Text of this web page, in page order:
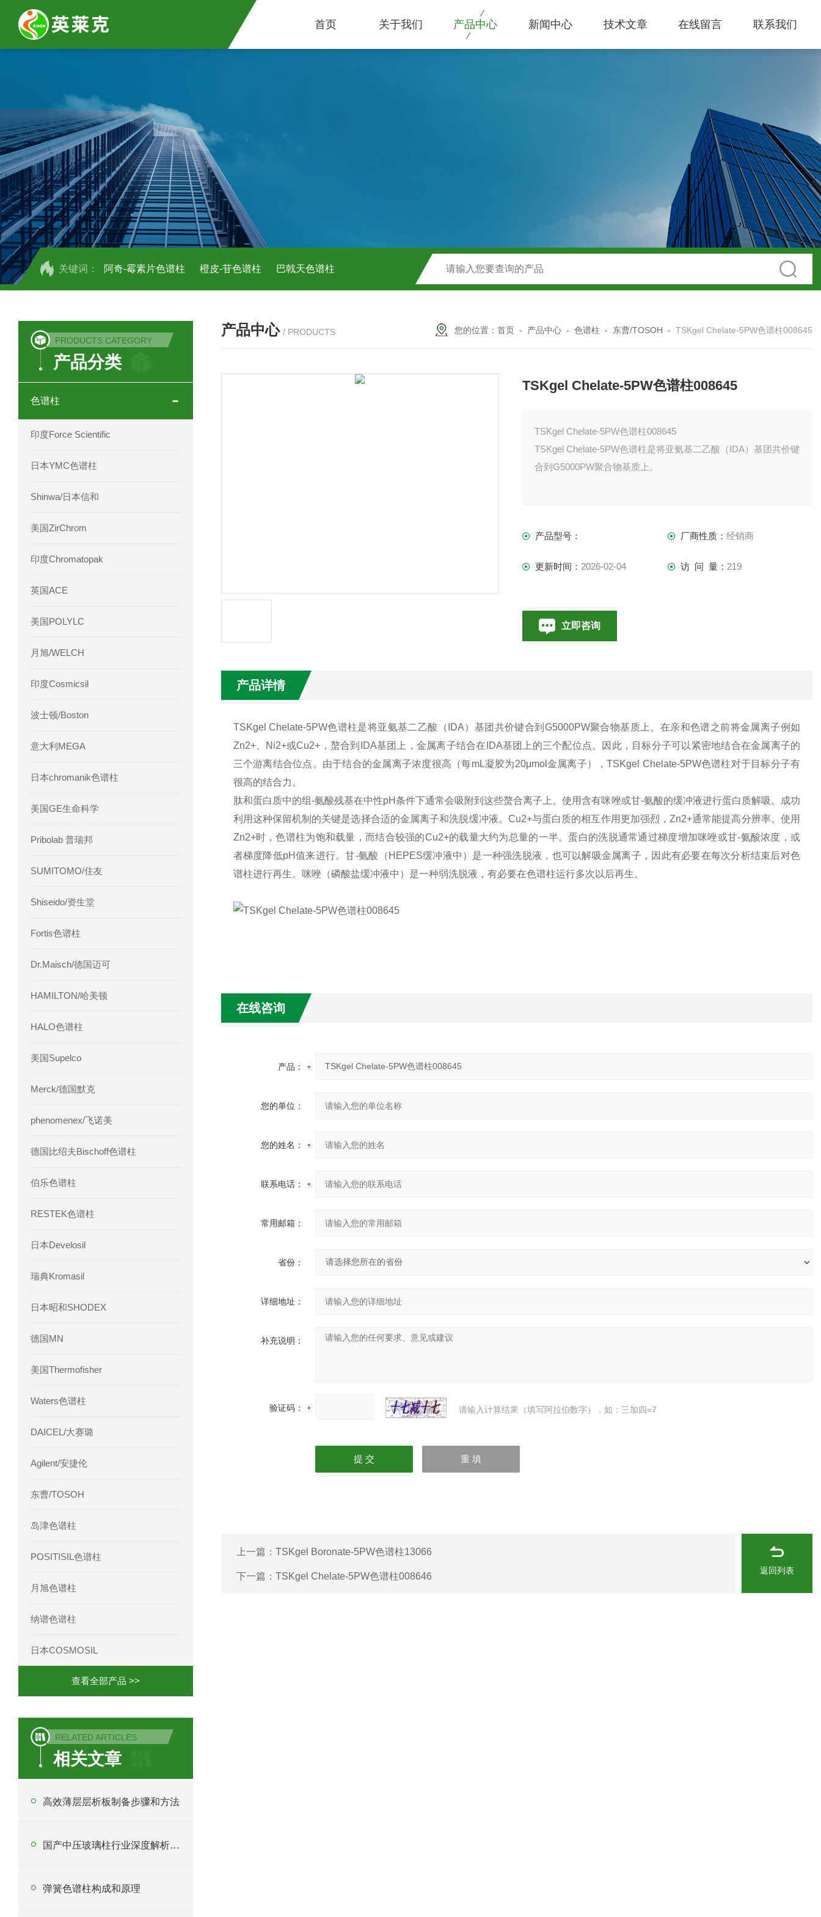
首页 关于我们 产品中心 新闻中心 技术文章 在线留言 联系我们
关键词： 阿奇-霉素片色谱柱 橙皮-苷色谱柱 巴戟天色谱柱
COSMOSIL 1.8PBr五溴苯基色谱柱 COSMOSIL 1.8PBr色谱柱
菟丝子 柠檬黄色谱柱
印度Force Scientific Rubitas色谱柱
PRODUCTS CATEGORY
产品分类
色谱柱
印度Force Scientific
日本YMC色谱柱
Shinwa/日本信和
美国ZirChrom
印度Chromatopak
英国ACE
美国POLYLC
月旭/WELCH
印度Cosmicsil
波士顿/Boston
意大利MEGA
日本chromanik色谱柱
美国GE生命科学
Pribolab 普瑞邦
SUMITOMO/住友
Shiseido/资生堂
Fortis色谱柱
Dr.Maisch/德国迈可
HAMILTON/哈美顿
HALO色谱柱
美国Supelco
Merck/德国默克
phenomenex/飞诺美
德国比绍夫Bischoff色谱柱
伯乐色谱柱
RESTEK色谱柱
日本Develosil
瑞典Kromasil
日本昭和SHODEX
德国MN
美国Thermofisher
Waters色谱柱
DAICEL/大赛璐
Agilent/安捷伦
东曹/TOSOH
岛津色谱柱
POSITISIL色谱柱
月旭色谱柱
纳谱色谱柱
日本COSMOSIL
查看全部产品 >>
RELATED ARTICLES
相关文章
高效薄层层析板制备步骤和方法
国产中压玻璃柱行业深度解析与采购指南
弹簧色谱柱构成和原理
产品中心 / PRODUCTS 您的位置： 首页 - 产品中心 - 色谱柱 - 东曹/TOSOH - TSKgel Chelate-5PW色谱柱008645
TSKgel Chelate-5PW色谱柱008645
TSKgel Chelate-5PW色谱柱008645
TSKgel Chelate-5PW色谱柱是将亚氨基二乙酸（IDA）基团共价键
合到G5000PW聚合物基质上。
产品型号： 厂商性质： 经销商
更新时间： 2026-02-04 访 问 量： 219
立即咨询
产品详情
TSKgel Chelate-5PW色谱柱是将亚氨基二乙酸（IDA）基团共价键合到G5000PW聚合物基质上。在亲和色谱之前将金属离子例如
Zn2+、Ni2+或Cu2+，螯合到IDA基团上，金属离子结合在IDA基团上的三个配位点。因此，目标分子可以紧密地结合在金属离子的
三个游离结合位点。由于结合的金属离子浓度很高（每mL凝胶为20μmol金属离子），TSKgel Chelate-5PW色谱柱对于目标分子有
很高的结合力。
肽和蛋白质中的组-氨酸残基在中性pH条件下通常会吸附到这些螯合离子上。使用含有咪唑或甘-氨酸的缓冲液进行蛋白质解吸。成功
利用这种保留机制的关键是选择合适的金属离子和洗脱缓冲液。Cu2+与蛋白质的相互作用更加强烈，Zn2+通常能提高分辨率。使用
Zn2+时，色谱柱为饱和载量，而结合较强的Cu2+的载量大约为总量的一半。蛋白的洗脱通常通过梯度增加咪唑或甘-氨酸浓度，或
者梯度降低pH值来进行。甘-氨酸（HEPES缓冲液中）是一种强洗脱液，也可以解吸金属离子，因此有必要在每次分析结束后对色
谱柱进行再生。咪唑（磷酸盐缓冲液中）是一种弱洗脱液，有必要在色谱柱运行多次以后再生。
在线咨询
产品：
您的单位：
您的姓名：
联系电话：
常用邮箱：
省份：
详细地址：
补充说明：
验证码： 请输入计算结果（填写阿拉伯数字），如：三加四=7
上一篇： TSKgel Boronate-5PW色谱柱13066
下一篇： TSKgel Chelate-5PW色谱柱008646
返回列表